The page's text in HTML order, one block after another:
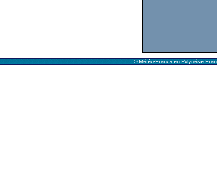
© Météo-France en Polynésie